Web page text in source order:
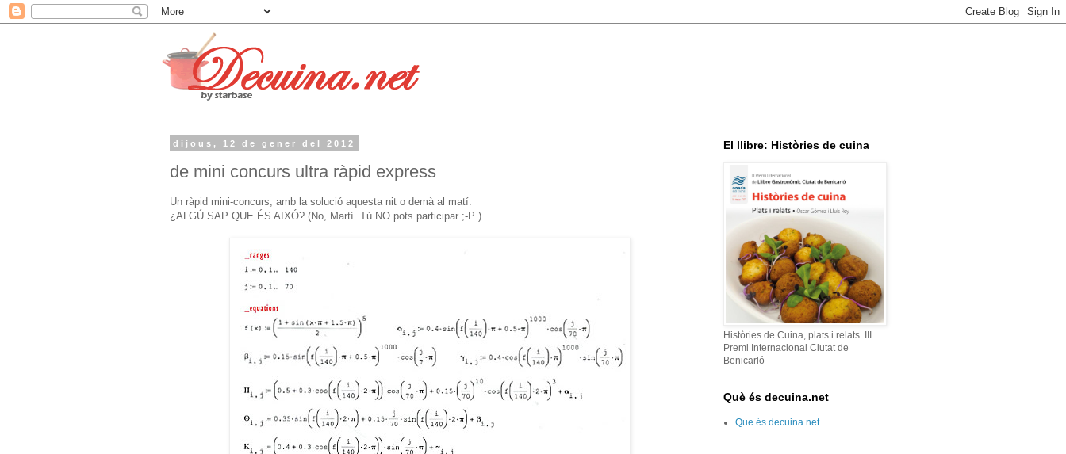
dijous, 12 de gener del 2012
de mini concurs ultra ràpid express
Un ràpid mini-concurs, amb la solució aquesta nit o demà al matí.
¿ALGÚ SAP QUE ÉS AIXÓ? (No, Martí. Tú NO pots participar ;-P )
El llibre: Històries de cuina
Històries de Cuina, plats i relats. III
Premi Internacional Ciutat de
Benicarló
Què és decuina.net
Que és decuina.net